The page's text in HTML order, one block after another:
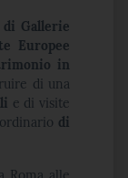
Gallerie
Europee
in
di una
e di visite
di